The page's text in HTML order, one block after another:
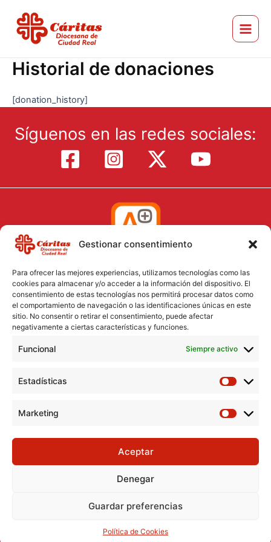
Gestionar consentimiento
Para ofrecer las mejores experiencias, utilizamos tecnologías como las
cookies para almacenar y/o acceder a la información del dispositivo. El
consentimiento de estas tecnologías nos permitirá procesar datos como
el comportamiento de navegación o las identificaciones únicas en este
sitio. No consentir o retirar el consentimiento, puede afectar
negativamente a ciertas características y funciones.
Funcional Siempre activo
Estadísticas
Marketing
Aceptar
Denegar
Guardar preferencias
Política de Cookies
contenido
Menu
Historial de donaciones
[donation_history]
Síguenos en las redes sociales:
Aviso Legal
Política de Cookies
Todos los derechos © 2026 Cáritas Diocesana de Ciudad Real